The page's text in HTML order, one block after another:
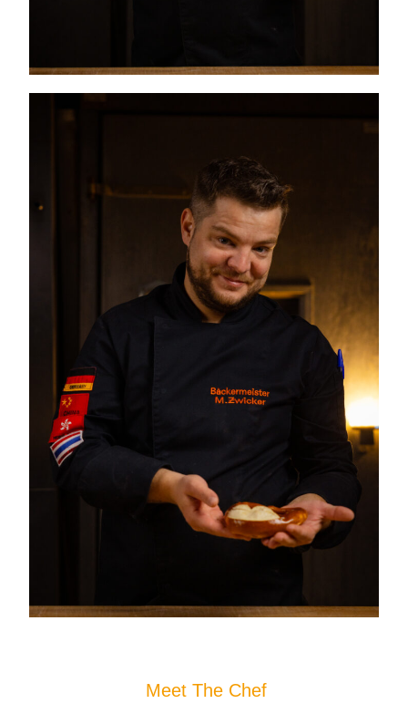
Meet The Chef